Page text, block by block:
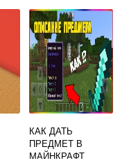
КАК ДАТЬ
ПРЕДМЕТ В
МАЙНКРАФТ